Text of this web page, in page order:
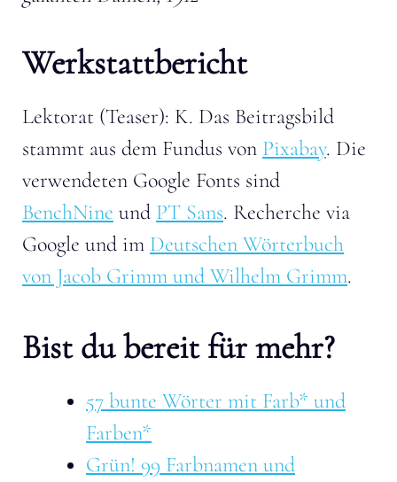
Werkstattbericht
Lektorat (Teaser): K. Das Beitragsbild
stammt aus dem Fundus von Pixabay. Die
verwendeten Google Fonts sind
BenchNine und PT Sans. Recherche via
Google und im Deutschen Wörterbuch
von Jacob Grimm und Wilhelm Grimm.
Bist du bereit für mehr?
57 bunte Wörter mit Farb* und
Farben*
Grün! 99 Farbnamen und